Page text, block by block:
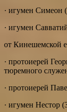
· игумен
· игумен
от Кинешемской
· протоиерей
тюремного
· протоиерей
· игумен Нестор